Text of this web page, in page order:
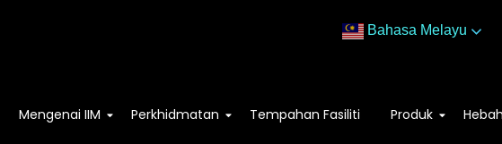
Bahasa Melayu
Mengenai IIM Perkhidmatan Tempahan Fasiliti Produk